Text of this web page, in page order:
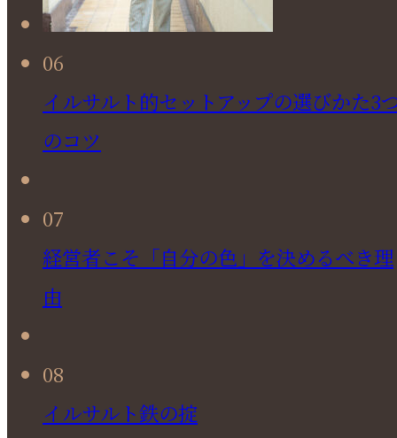
06
イルサルト的セットアップの選びかた3
のコツ
07
経営者こそ「自分の色」を決めるべき理
由
08
イルサルト鉄の掟